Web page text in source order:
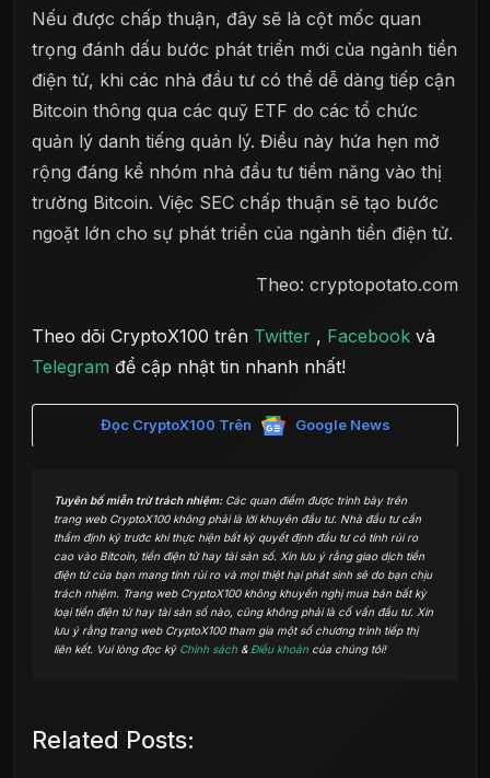
Nếu được chấp thuận, đây sẽ là cột mốc quan
trọng đánh dấu bước phát triển mới của ngành tiền
điện tử, khi các nhà đầu tư có thể dễ dàng tiếp cận
Bitcoin thông qua các quỹ ETF do các tổ chức
quản lý danh tiếng quản lý. Điều này hứa hẹn mở
rộng đáng kể nhóm nhà đầu tư tiềm năng vào thị
trường Bitcoin. Việc SEC chấp thuận sẽ tạo bước
ngoặt lớn cho sự phát triển của ngành tiền điện tử.
Theo: cryptopotato.com
Theo dõi CryptoX100 trên Twitter , Facebook và
Telegram để cập nhật tin nhanh nhất!
Đọc CryptoX100 Trên Google News
Tuyên bố miễn trừ trách nhiệm:Các quan điểm được trình bày trên
trang web CryptoX100 không phải là lời khuyên đầu tư. Nhà đầu tư cần
thẩm định kỹ trước khi thực hiện bất kỳ quyết định đầu tư có tính rủi ro
cao vào Bitcoin, tiền điện tử hay tài sản số. Xin lưu ý rằng giao dịch tiền
điện tử của bạn mang tính rủi ro và mọi thiệt hại phát sinh sẽ do bạn chịu
trách nhiệm. Trang web CryptoX100 không khuyến nghị mua bán bất kỳ
loại tiền điện tử hay tài sản số nào, cũng không phải là cố vấn đầu tư. Xin
lưu ý rằng trang web CryptoX100 tham gia một số chương trình tiếp thị
liên kết. Vui lòng đọc kỹ Chính sách & Điều khoản của chúng tôi!
Related Posts: